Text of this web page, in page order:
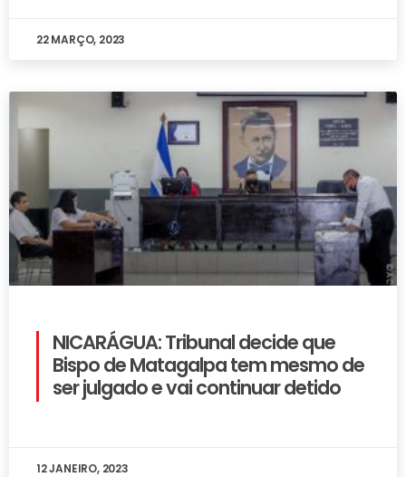
22 MARÇO, 2023
NICARÁGUA: Tribunal decide que
Bispo de Matagalpa tem mesmo de
ser julgado e vai continuar detido
12 JANEIRO, 2023